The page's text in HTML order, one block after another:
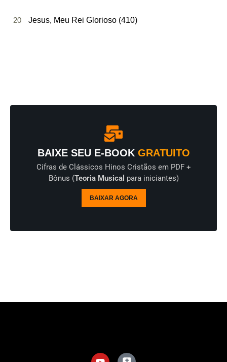
20 Jesus, Meu Rei Glorioso (410)
BAIXE SEU E-BOOKGRATUITO
Cifras de Clássicos Hinos Cristãos em PDF +
Bônus (Teoria Musical para iniciantes)
BAIXAR AGORA